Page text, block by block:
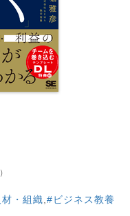
・組織 #ビジネス教養